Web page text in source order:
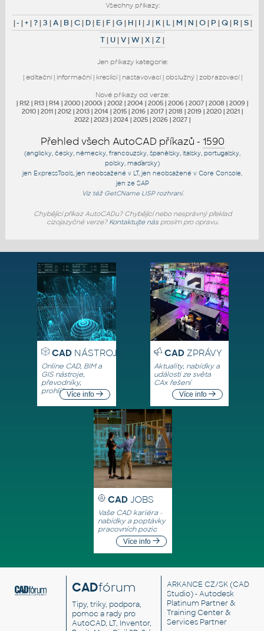
Všechny příkazy:
|- |+|?|3 |A| B|C| D| E| F |G| H| I |J | K| L | M | N |O| P |Q| R |S|
T| U|V|W|X |Z |
Jen příkazy kategorie:
| editační| informační| kreslicí| nastavovací| obslužný| zobrazovací|
Nové příkazy od verze:
| R12 | R13 | R14 | 2000 | 2000i | 2002 | 2004 | 2005 | 2006 | 2007 | 2008 | 2009 |
2010 | 2011 | 2012 | 2013 | 2014 | 2015 | 2016 | 2017 | 2018 | 2019 | 2020 | 2021 |
2022 | 2023 | 2024 | 2025 | 2026 | 2027 |
Přehled všech AutoCAD příkazů - 1590
(anglicky, česky, německy, francouzsky, španělsky, italsky, portugalsky,
polsky, maďarsky)
jen ExpressTools , jen neobsažené v LT, jen neobsažené v Core Console
jen ze SAP
Viz též GetCNameLISP rozhraní.
Chybějící příkaz AutoCADu? Chybějící nebo nesprávný překlad
cizojazyčné verze? Kontaktujte násprosím pro opravu.
CADNÁSTROJE
Online CAD, BIM a
GIS nástroje,
převodníky,
prohlížečeVíce info
CADZPRÁVY
Aktuality, nabídky a
události ze světa
CAx řešení
Více info
CAD JOBS
Vaše CAD kariéra -
nabídky a poptávky
pracovních pozic
Více info
CADfórum
Tipy, triky, podpora,
pomoc a rady pro
AutoCAD, LT, Inventor,
ARKANCE CZ/SK(CAD
Studio) - Autodesk
Platinum Partner &
Training Center &
Services Partner